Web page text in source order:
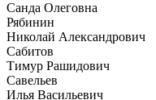
Санда Олеговна
Рябинин
Николай Александрович
Сабитов
Тимур Рашидович
Савельев
Илья Васильевич